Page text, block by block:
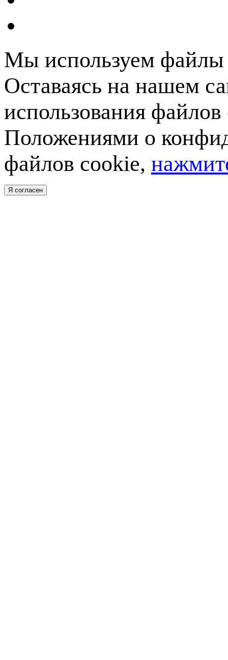
Мы используем файлы
Оставаясь на нашем
использования
Положениями о
файлов cookie,
Я согласен